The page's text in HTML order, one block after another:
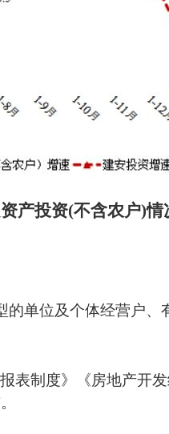
产投资(不含农户)情
单位及个体经营户
表制度》《房地产开
。